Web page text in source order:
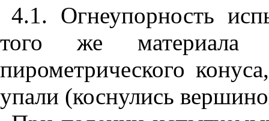
4.1. Огнеупорность
того же материала
пирометрического
упали (коснулись